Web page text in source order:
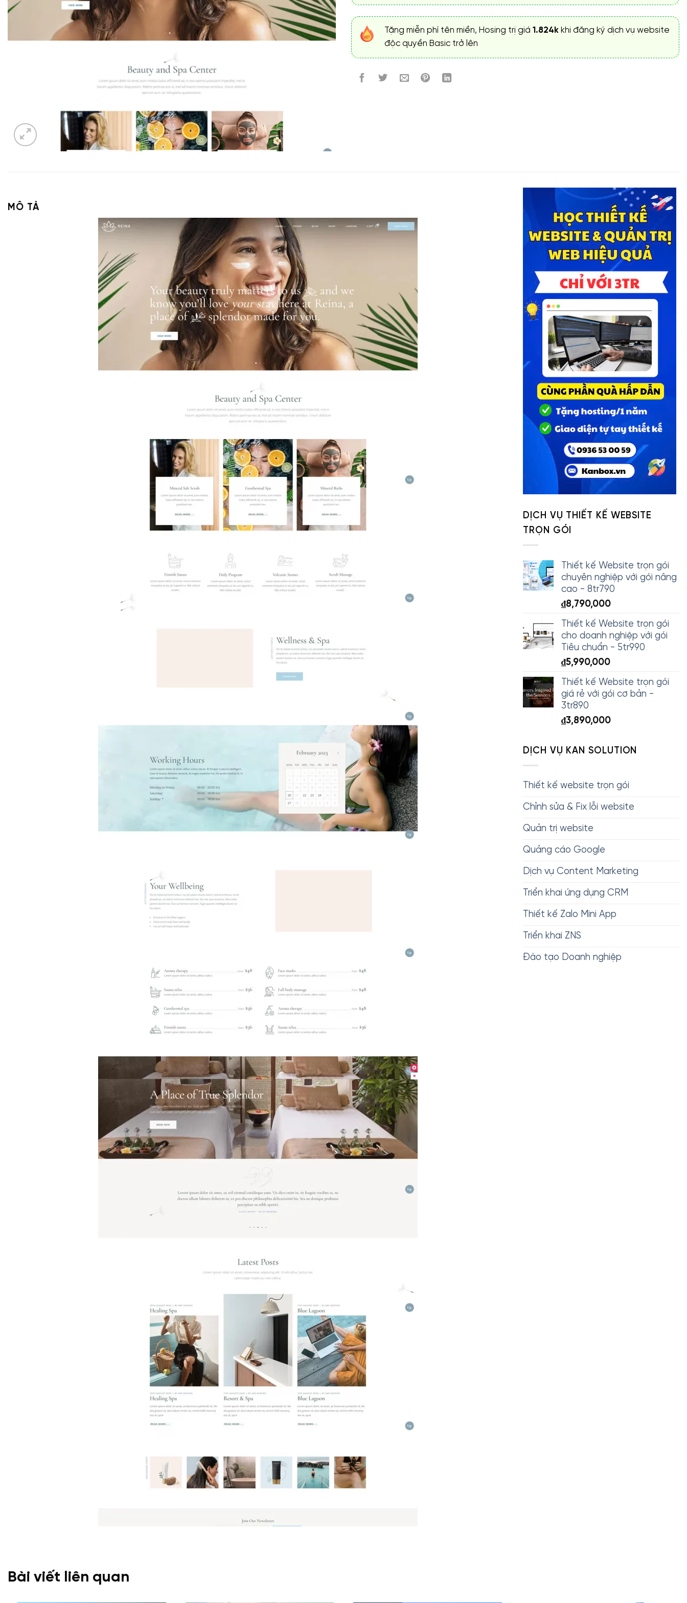
Tặng miễn phí tên miền, Hosing trị giá1.824k khi đăng ký dịch vụ website
độc quyền Basic trở lên
MÔ TẢ
DỊCH VỤ THIẾT KẾ WEBSITE
TRỌN GÓI
Thiết kế Website trọn gói
chuyên nghiệp với gói nâng
cao - 8tr790
₫8,790,000
Thiết kế Website trọn gói
cho doanh nghiệp với gói
Tiêu chuẩn - 5tr990
₫5,990,000
Thiết kế Website trọn gói
giá rẻ với gói cơ bản -
3tr890
₫3,890,000
DỊCH VỤ KAN SOLUTION
Thiết kế website trọn gói
Chỉnh sửa & Fix lỗi website
Quản trị website
Quảng cáo Google
Dịch vụ Content Marketing
Triển khai ứng dụng CRM
Thiết kế Zalo Mini App
Triển khai ZNS
Đào tạo Doanh nghiệp
Bài viết liên quan